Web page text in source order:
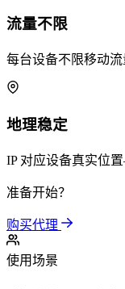
流量不限
每台设备不限移动流
地理稳定
IP 对应设备真实位
准备开始？
购买代理
使用场景